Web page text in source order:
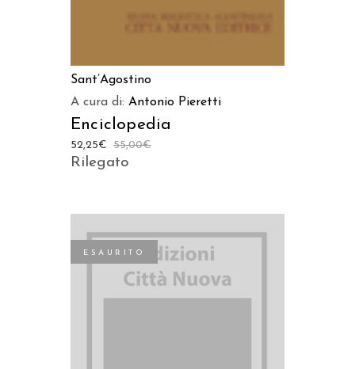
Sant’Agostino
A cura di: Antonio Pieretti
Enciclopedia
55,00€
52,25€
Rilegato
ESAURITO